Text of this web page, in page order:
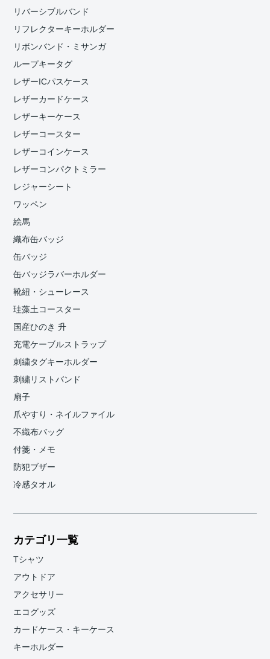
リバーシブルバンド
リフレクターキーホルダー
リボンバンド・ミサンガ
ループキータグ
レザーICパスケース
レザーカードケース
レザーキーケース
レザーコースター
レザーコインケース
レザーコンパクトミラー
レジャーシート
ワッペン
絵馬
織布缶バッジ
缶バッジ
缶バッジラバーホルダー
靴紐・シューレース
珪藻土コースター
国産ひのき 升
充電ケーブルストラップ
刺繍タグキーホルダー
刺繍リストバンド
扇子
爪やすり・ネイルファイル
不織布バッグ
付箋・メモ
防犯ブザー
冷感タオル
カテゴリ一覧
Tシャツ
アウトドア
アクセサリー
エコグッズ
カードケース・キーケース
キーホルダー